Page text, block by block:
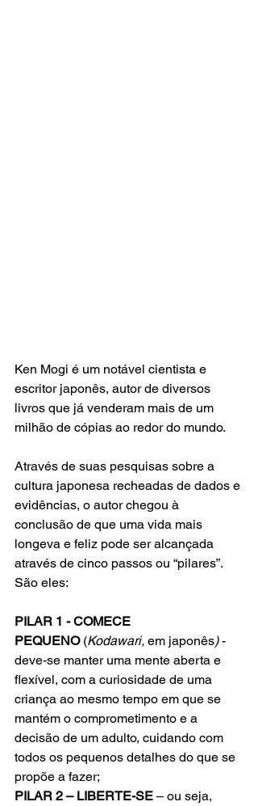
Ken Mogi é um notável cientista e
escritor japonês, autor de diversos
livros que já venderam mais de um
milhão de cópias ao redor do mundo.
Através de suas pesquisas sobre a
cultura japonesa recheadas de dados e
evidências, o autor chegou à
conclusão de que uma vida mais
longeva e feliz pode ser alcançada
através de cinco passos ou “pilares”.
São eles:
PILAR 1 - COMECE
PEQUENO (Kodawari, em japonês) -
deve-se manter uma mente aberta e
flexível, com a curiosidade de uma
criança ao mesmo tempo em que se
mantém o comprometimento e a
decisão de um adulto, cuidando com
todos os pequenos detalhes do que se
propõe a fazer;
PILAR 2 – LIBERTE-SE – ou seja,